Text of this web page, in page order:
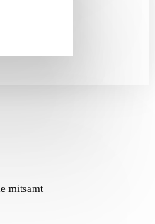
mitsamt